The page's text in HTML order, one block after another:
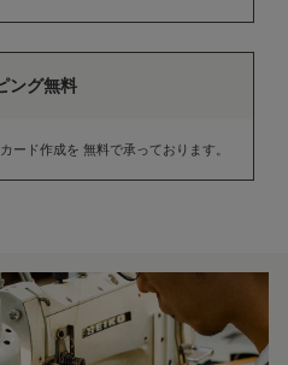
ング無料
ード作成を 無料で承っております。